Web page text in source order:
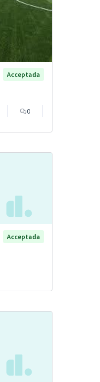
Acceptada
0
Acceptada